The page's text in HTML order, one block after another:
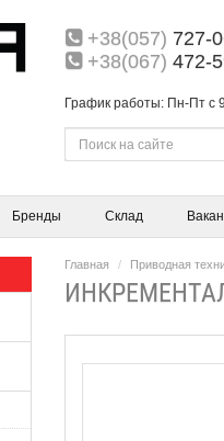
+38(057) 727-
+38(067) 472-
График работы: Пн-Пт с
Бренды Склад
Главная Приводная